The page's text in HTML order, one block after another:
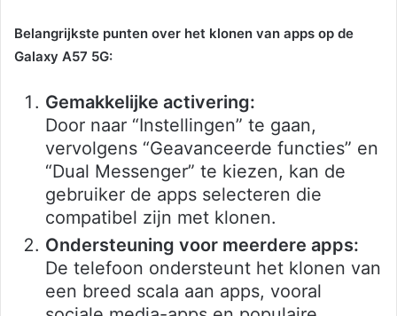
Belangrijkste punten over het klonen van apps op de
Galaxy A57 5G:
Gemakkelijke activering:
Door naar “Instellingen” te gaan,
vervolgens “Geavanceerde functies” en
“Dual Messenger” te kiezen, kan de
gebruiker de apps selecteren die
compatibel zijn met klonen.
Ondersteuning voor meerdere apps:
De telefoon ondersteunt het klonen van
een breed scala aan apps, vooral